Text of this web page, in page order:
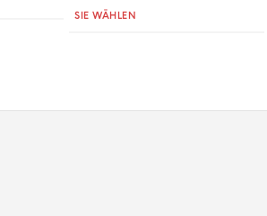
Quantità
SIE WÄHLEN